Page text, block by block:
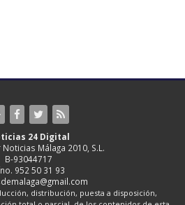
24 Digital
Málaga 2010, S.L.
B-93044717
952 50 31 93
distribución, puesta a disposición,